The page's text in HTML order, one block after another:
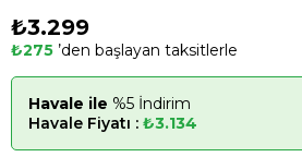
₺3.299
₺275 ’den başlayan taksitlerle
Havale ile %5 İndirim
Havale Fiyatı : ₺3.134